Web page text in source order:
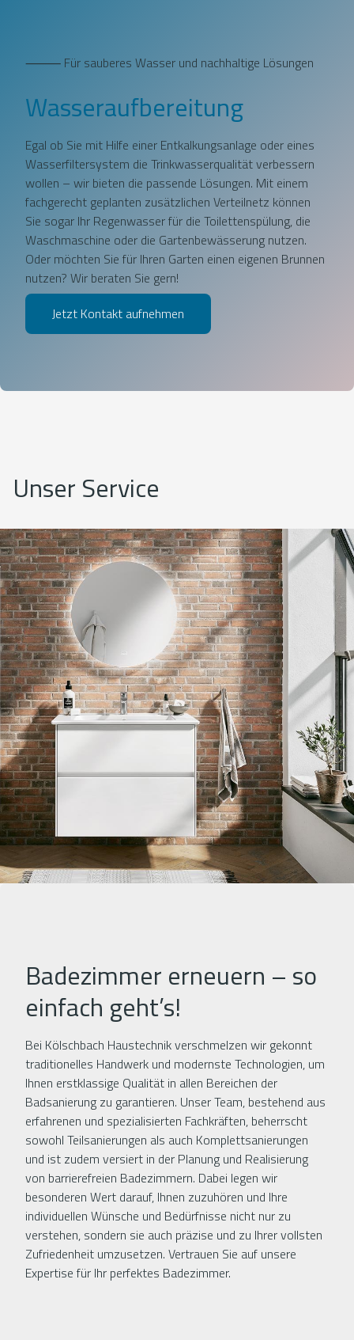
⸻ Für sauberes Wasser und nachhaltige Lösungen
Wasseraufbereitung
Egal ob Sie mit Hilfe einer Entkalkungsanlage oder eines
Wasserfiltersystem die Trinkwasserqualität verbessern
wollen – wir bieten die passende Lösungen. Mit einem
fachgerecht geplanten zusätzlichen Verteilnetz können
Sie sogar Ihr Regenwasser für die Toilettenspülung, die
Waschmaschine oder die Gartenbewässerung nutzen.
Oder möchten Sie für Ihren Garten einen eigenen Brunnen
nutzen? Wir beraten Sie gern!
Jetzt Kontakt aufnehmen
Unser Service
Badezimmer erneuern – so
einfach geht’s!
Bei Kölschbach Haustechnik verschmelzen wir gekonnt
traditionelles Handwerk und modernste Technologien, um
Ihnen erstklassige Qualität in allen Bereichen der
Badsanierung zu garantieren. Unser Team, bestehend aus
erfahrenen und spezialisierten Fachkräften, beherrscht
sowohl Teilsanierungen als auch Komplettsanierungen
und ist zudem versiert in der Planung und Realisierung
von barrierefreien Badezimmern. Dabei legen wir
besonderen Wert darauf, Ihnen zuzuhören und Ihre
individuellen Wünsche und Bedürfnisse nicht nur zu
verstehen, sondern sie auch präzise und zu Ihrer vollsten
Zufriedenheit umzusetzen. Vertrauen Sie auf unsere
Expertise für Ihr perfektes Badezimmer.